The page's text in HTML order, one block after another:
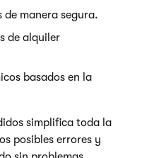
de manera segura.
de alquiler
basados en la
simplifica toda la
posibles errores y